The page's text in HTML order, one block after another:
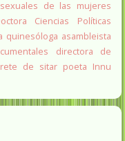
de las mujeres
Ciencias Políticas
quinesóloga asambleista
directora de
de sitar poeta Innu